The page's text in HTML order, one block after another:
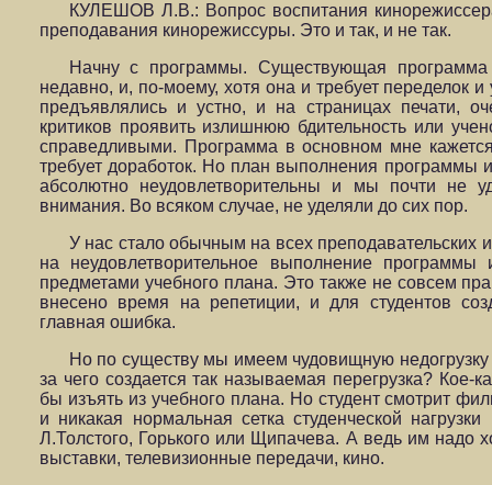
КУЛЕШОВ Л.В.: Вопрос воспитания
преподавания кинорежиссуры. Это и так, и не так.
Начну с программы. Существующая
недавно, и, по-моему, хотя она и требует переделок
предъявлялись и устно, и на страницах печати,
критиков проявить излишнюю бдительность или
справедливыми. Программа в основном мне
требует доработок. Но план выполнения программы
абсолютно неудовлетворительны и мы почти не
внимания. Во всяком случае, не уделяли до сих пор.
У нас стало обычным на всех преподавательских
на неудовлетворительное выполнение программы
предметами учебного плана. Это также не совсем
внесено время на репетиции, и для студентов
главная ошибка.
Но по существу мы имеем чудовищную недогрузку
за чего создается так называемая перегрузка?
бы изъять из учебного плана. Но студент смотрит
и никакая нормальная сетка студенческой
Л.Толстого, Горького или Щипачева. А ведь им надо
выставки, телевизионные передачи, кино.